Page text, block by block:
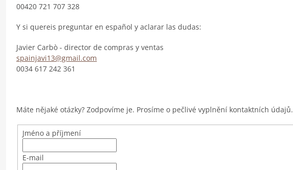
00420 721 707 328
Y si quereis preguntar en español y aclarar las dudas:
Javier Carbò - director de compras y ventas
spainjavi13@gmail.com
0034 617 242 361
Máte nějaké otázky? Zodpovíme je. Prosíme o pečlivé vyplnění kontaktních údajů.
Jméno a příjmení
E-mail